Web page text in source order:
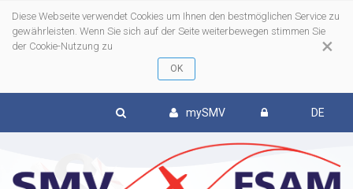
×
Diese Webseite verwendet Cookies um Ihnen den bestmöglichen Service zu
gewährleisten. Wenn Sie sich auf der Seite weiterbewegen stimmen Sie
der Cookie-Nutzung zu
mySMV DE